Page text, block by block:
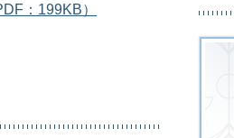
：199KB）